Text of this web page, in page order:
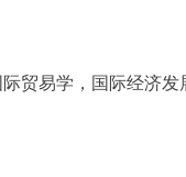
贸易学，国际经济发